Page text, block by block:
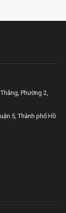
Phường 2,
5, Thành phố Hồ